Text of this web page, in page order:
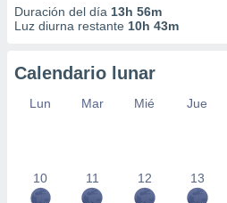
Duración del día 13h 56m
Luz diurna restante 10h 43m
Calendario lunar
Lun Mar Mié Jue
10 11 12 13